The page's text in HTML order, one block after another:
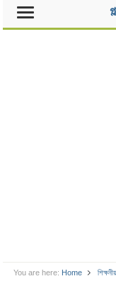
You are here: Home